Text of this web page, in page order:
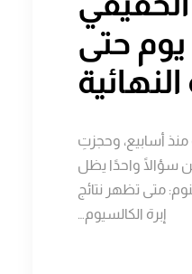
حتى
النهائية
أسابيع، وحجزتِ
سؤالًا واحدًا يظل
متى تظهر نتائج
إبرة الكالسيوم…